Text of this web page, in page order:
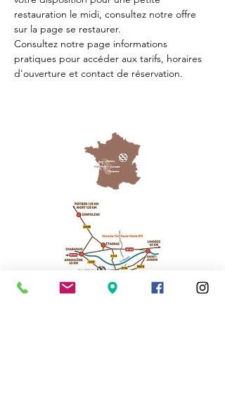
restauration le midi, consultez notre offre
sur la page se restaurer.
Consultez notre page informations
pratiques pour accéder aux tarifs, horaires
d'ouverture et contact de réservation.